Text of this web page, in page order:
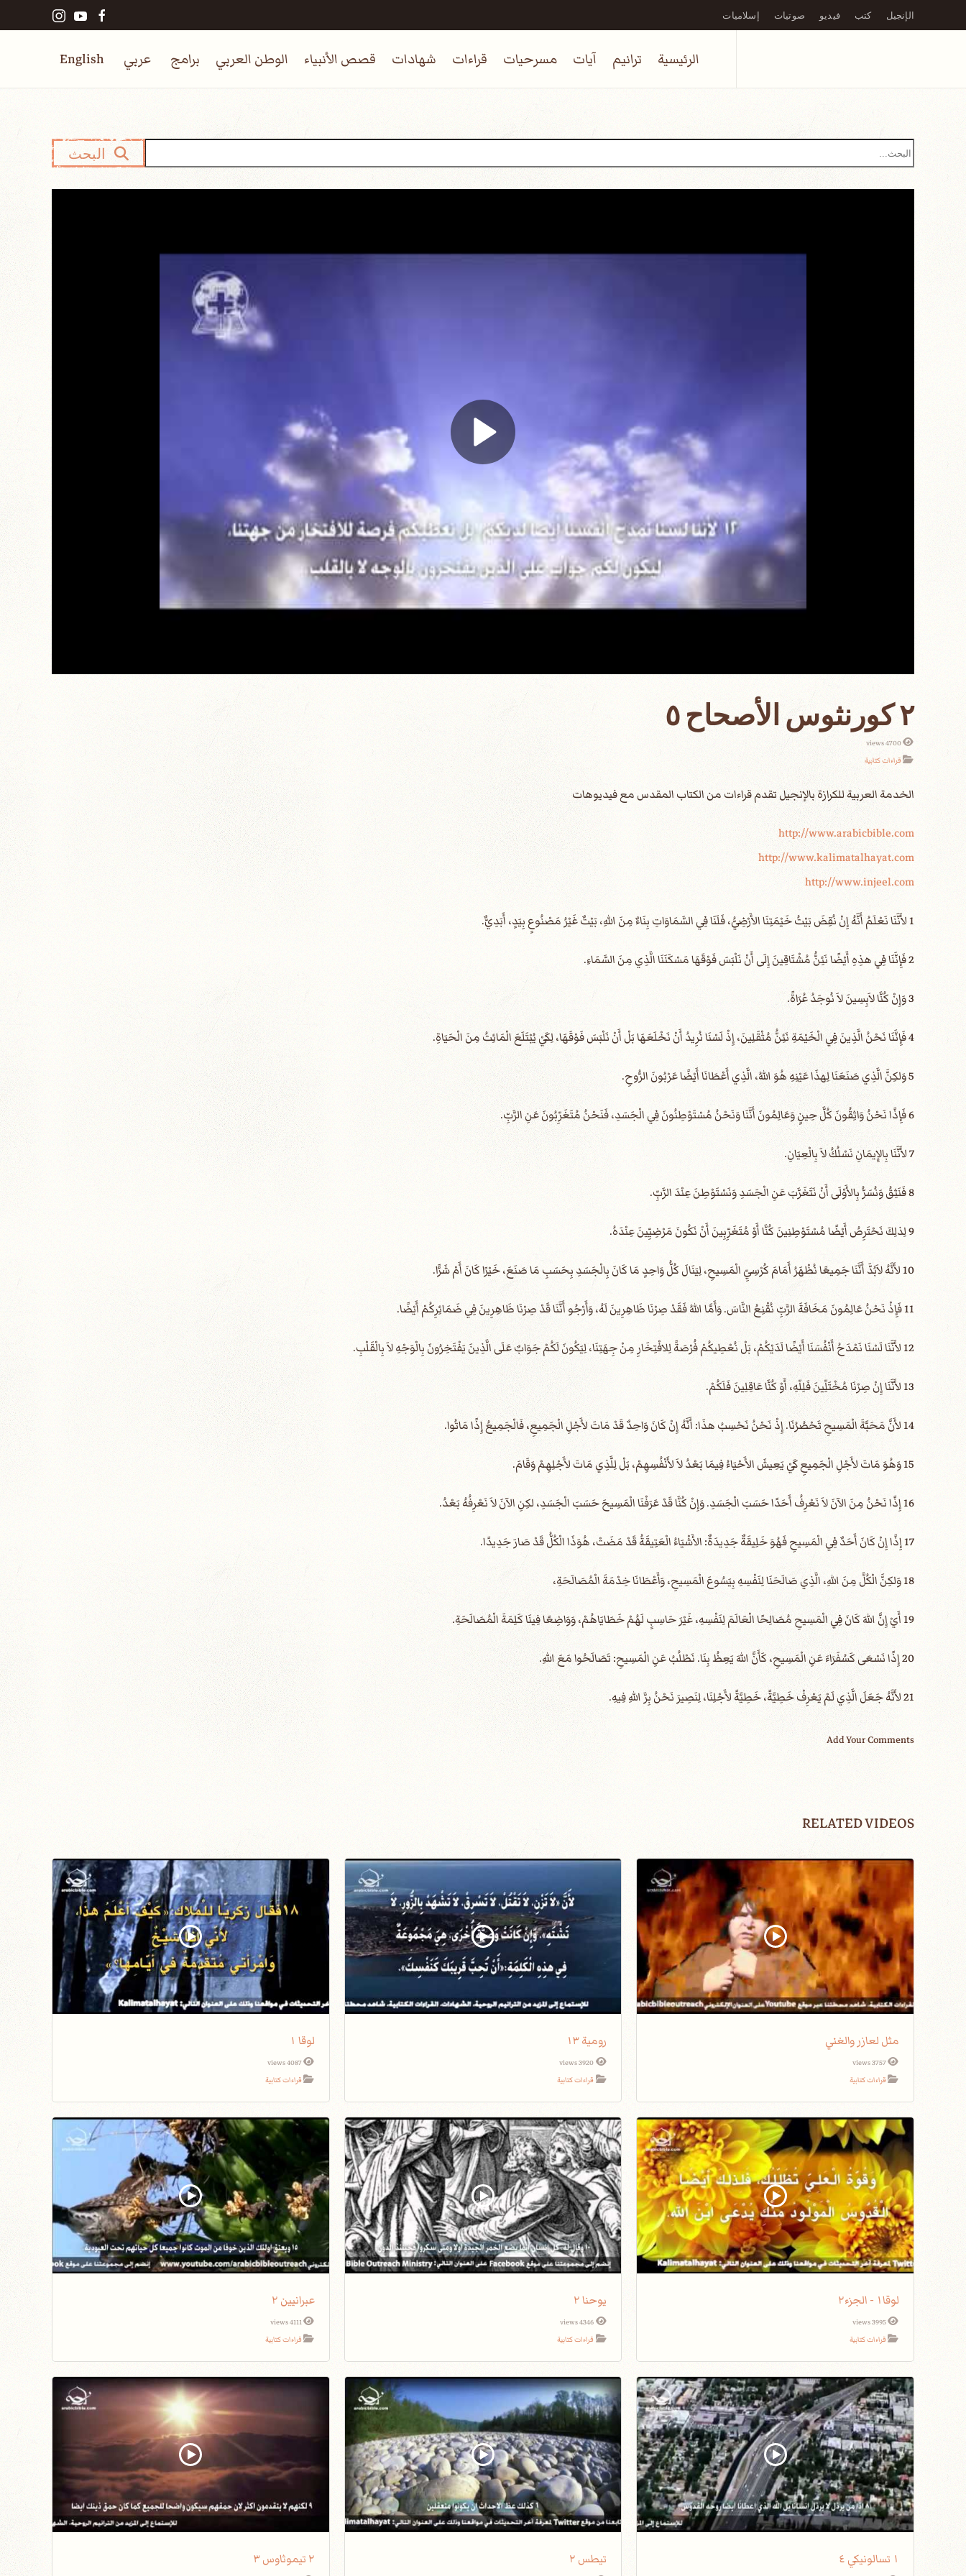
Skip to main content
الإنجيل كتب فيديو صوتيات إسلاميات
الرئيسية ترانيم آيات مسرحيات قراءات شهادات قصص الأنبياء الوطن العربي برامج عربي English
البحث
٢ كورنثوس الأصحاح ٥
4700 views
قراءات كتابية
الخدمة العربية للكرازة بالإنجيل تقدم قراءات من الكتاب المقدس مع فيديوهات
http://www.arabicbible.com
http://www.kalimatalhayat.com
http://www.injeel.com
1 لأَنَّنَا نَعْلَمُ أَنَّهُ إِنْ نُقِضَ بَيْتُ خَيْمَتِنَا الأَرْضِيُّ، فَلَنَا فِي السَّمَاوَاتِ بِنَاءٌ مِنَ اللهِ، بَيْتٌ غَيْرُ مَصْنُوعٍ بِيَدٍ، أَبَدِيٌّ.
2 فَإِنَّنَا فِي هذِهِ أَيْضًا نَئِنُّ مُشْتَاقِينَ إِلَى أَنْ نَلْبَسَ فَوْقَهَا مَسْكَنَنَا الَّذِي مِنَ السَّمَاءِ.
3 وَإِنْ كُنَّا لاَبِسِينَ لاَ نُوجَدُ عُرَاةً.
4 فَإِنَّنَا نَحْنُ الَّذِينَ فِي الْخَيْمَةِ نَئِنُّ مُثْقَلِينَ، إِذْ لَسْنَا نُرِيدُ أَنْ نَخْلَعَهَا بَلْ أَنْ نَلْبَسَ فَوْقَهَا، لِكَيْ يُبْتَلَعَ الْمَائِتُ مِنَ الْحَيَاةِ.
5 وَلكِنَّ الَّذِي صَنَعَنَا لِهذَا عَيْنِهِ هُوَ اللهُ، الَّذِي أَعْطَانَا أَيْضًا عَرْبُونَ الرُّوحِ.
6 فَإِذًا نَحْنُ وَاثِقُونَ كُلَّ حِينٍ وَعَالِمُونَ أَنَّنَا وَنَحْنُ مُسْتَوْطِنُونَ فِي الْجَسَدِ، فَنَحْنُ مُتَغَرِّبُونَ عَنِ الرَّبِّ.
7 لأَنَّنَا بِالإِيمَانِ نَسْلُكُ لاَ بِالْعِيَانِ.
8 فَنَثِقُ وَنُسَرُّ بِالأَوْلَى أَنْ نَتَغَرَّبَ عَنِ الْجَسَدِ وَنَسْتَوْطِنَ عِنْدَ الرَّبِّ.
9 لِذلِكَ نَحْتَرِصُ أَيْضًا ­مُسْتَوْطِنِينَ كُنَّا أَوْ مُتَغَرِّبِينَ­ أَنْ نَكُونَ مَرْضِيِّينَ عِنْدَهُ.
10 لأَنَّهُ لاَبُدَّ أَنَّنَا جَمِيعًا نُظْهَرُ أَمَامَ كُرْسِيِّ الْمَسِيحِ، لِيَنَالَ كُلُّ وَاحِدٍ مَا كَانَ بِالْجَسَدِ بِحَسَبِ مَا صَنَعَ، خَيْرًا كَانَ أَمْ شَرًّا.
11 فَإِذْ نَحْنُ عَالِمُونَ مَخَافَةَ الرَّبِّ نُقْنِعُ النَّاسَ. وَأَمَّا اللهُ فَقَدْ صِرْنَا ظَاهِرِينَ لَهُ، وَأَرْجُو أَنَّنَا قَدْ صِرْنَا ظَاهِرِينَ فِي ضَمَائِرِكُمْ أَيْضًا.
12 لأَنَّنَا لَسْنَا نَمْدَحُ أَنْفُسَنَا أَيْضًا لَدَيْكُمْ، بَلْ نُعْطِيكُمْ فُرْصَةً لِلافْتِخَارِ مِنْ جِهَتِنَا، لِيَكُونَ لَكُمْ جَوَابٌ عَلَى الَّذِينَ يَفْتَخِرُونَ بِالْوَجْهِ لاَ بِالْقَلْبِ.
13 لأَنَّنَا إِنْ صِرْنَا مُخْتَلِّينَ فَلِلّهِ، أَوْ كُنَّا عَاقِلِينَ فَلَكُمْ.
14 لأَنَّ مَحَبَّةَ الْمَسِيحِ تَحْصُرُنَا. إِذْ نَحْنُ نَحْسِبُ هذَا: أَنَّهُ إِنْ كَانَ وَاحِدٌ قَدْ مَاتَ لأَجْلِ الْجَمِيعِ، فَالْجَمِيعُ إِذًا مَاتُوا.
15 وَهُوَ مَاتَ لأَجْلِ الْجَمِيعِ كَيْ يَعِيشَ الأَحْيَاءُ فِيمَا بَعْدُ لاَ لأَنْفُسِهِمْ، بَلْ لِلَّذِي مَاتَ لأَجْلِهِمْ وَقَامَ.
16 إِذًا نَحْنُ مِنَ الآنَ لاَ نَعْرِفُ أَحَدًا حَسَبَ الْجَسَدِ. وَإِنْ كُنَّا قَدْ عَرَفْنَا الْمَسِيحَ حَسَبَ الْجَسَدِ، لكِنِ الآنَ لاَ نَعْرِفُهُ بَعْدُ.
17 إِذًا إِنْ كَانَ أَحَدٌ فِي الْمَسِيحِ فَهُوَ خَلِيقَةٌ جَدِيدَةٌ: الأَشْيَاءُ الْعَتِيقَةُ قَدْ مَضَتْ، هُوَذَا الْكُلُّ قَدْ صَارَ جَدِيدًا.
18 وَلكِنَّ الْكُلَّ مِنَ اللهِ، الَّذِي صَالَحَنَا لِنَفْسِهِ بِيَسُوعَ الْمَسِيحِ، وَأَعْطَانَا خِدْمَةَ الْمُصَالَحَةِ،
19 أَيْ إِنَّ اللهَ كَانَ فِي الْمَسِيحِ مُصَالِحًا الْعَالَمَ لِنَفْسِهِ، غَيْرَ حَاسِبٍ لَهُمْ خَطَايَاهُمْ، وَوَاضِعًا فِينَا كَلِمَةَ الْمُصَالَحَةِ.
20 إِذًا نَسْعَى كَسُفَرَاءَ عَنِ الْمَسِيحِ، كَأَنَّ اللهَ يَعِظُ بِنَا. نَطْلُبُ عَنِ الْمَسِيحِ: تَصَالَحُوا مَعَ اللهِ.
21 لأَنَّهُ جَعَلَ الَّذِي لَمْ يَعْرِفْ خَطِيَّةً، خَطِيَّةً لأَجْلِنَا، لِنَصِيرَ نَحْنُ بِرَّ اللهِ فِيهِ.
Add Your Comments
RELATED VIDEOS
مثل لعازر والغني
3757 views
قراءات كتابية
رومية ١٣
قراءات كتابية
لوقا ١
4087 views
قراءات كتابية
لوقا١ - الجزء٢
3995 views
قراءات كتابية
يوحنا ٢
قراءات كتابية
عبرانيين ٢
4111 views
قراءات كتابية
١ تسالونيكي ٤ تيطس ٢ ٢ تيموثاوس ٣